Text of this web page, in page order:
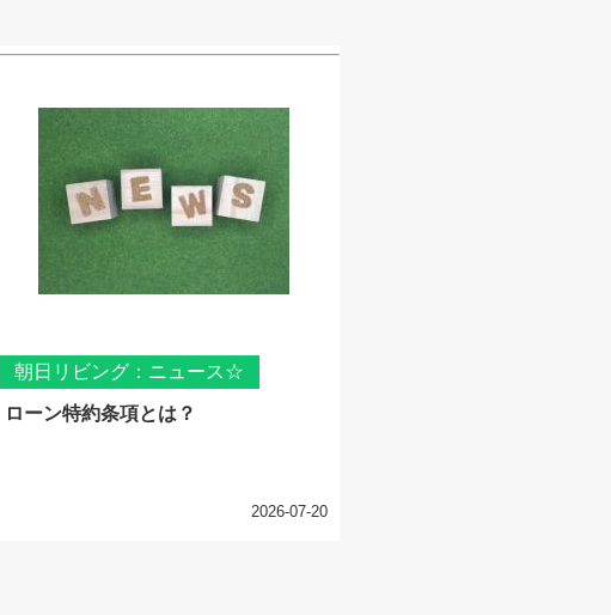
朝日リビング：ニュース☆
ローン特約条項とは？
2026-07-20